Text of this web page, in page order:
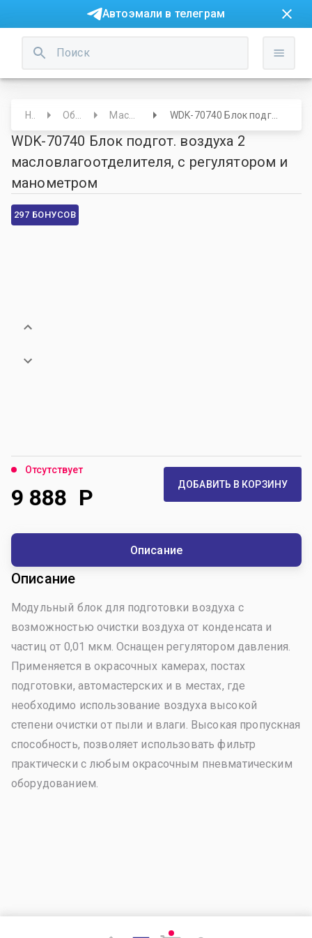
Автоэмали в телеграм
Масловлагоотделители WDK-70740 Блок подгот. воздуха 2 масловлагоотделителя, с регулятором и манометром
WDK-70740 Блок подгот. воздуха 2
масловлагоотделителя, с регулятором и
манометром
297 БОНУСОВ
Отсутствует
9 888 Р ДОБАВИТЬ В КОРЗИНУ
Описание
Описание
Модульный блок для подготовки воздуха с
возможностью очистки воздуха от конденсата и
частиц от 0,01 мкм. Оснащен регулятором давления.
Применяется в окрасочных камерах, постах
подготовки, автомастерских и в местах, где
необходимо использование воздуха высокой
степени очистки от пыли и влаги. Высокая пропускная
способность, позволяет использовать фильтр
практически с любым окрасочным пневматическим
оборудованием.